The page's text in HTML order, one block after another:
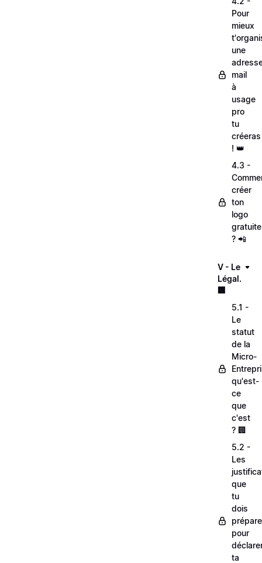
Pour
mieux
une
mail
à
usage
pro
tu
créeras
! 👑
4.3 -
créer
ton
logo
? 📲
V - Le
Légal.
🏢
5.1 -
Le
statut
de la
Micro-
qu'est-
ce
que
c'est
? 🏢
5.2 -
Les
que
tu
dois
pour
ta